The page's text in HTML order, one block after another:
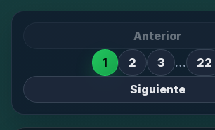
Anterior
1
2 3 …
22
Siguiente